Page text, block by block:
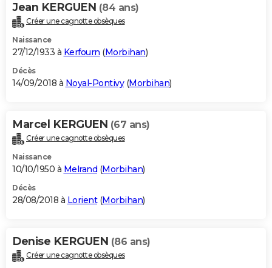
Jean KERGUEN (84 ans)
Créer une cagnotte obsèques
Naissance
27/12/1933 à Kerfourn (Morbihan)
Décès
14/09/2018 à Noyal-Pontivy(Morbihan)
Marcel KERGUEN (67 ans)
Créer une cagnotte obsèques
Naissance
10/10/1950 à Melrand (Morbihan)
Décès
28/08/2018 à Lorient(Morbihan)
Denise KERGUEN (86 ans)
Créer une cagnotte obsèques